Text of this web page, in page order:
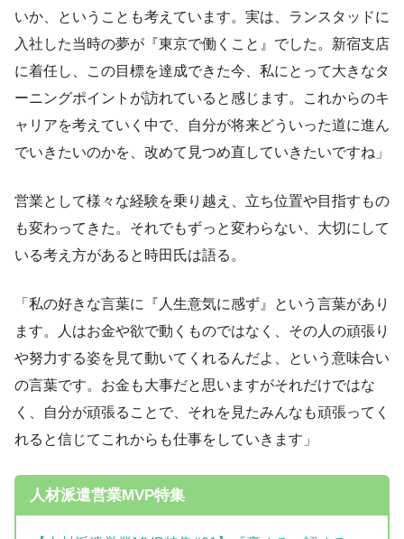
いか、ということも考えています。実は、ランスタッドに
入社した当時の夢が『東京で働くこと』でした。新宿支店
に着任し、この目標を達成できた今、私にとって大きなタ
ーニングポイントが訪れていると感じます。これからのキ
ャリアを考えていく中で、自分が将来どういった道に進ん
でいきたいのかを、改めて見つめ直していきたいですね」
営業として様々な経験を乗り越え、立ち位置や目指すもの
も変わってきた。それでもずっと変わらない、大切にして
いる考え方があると時田氏は語る。
「私の好きな言葉に『人生意気に感ず』という言葉があり
ます。人はお金や欲で動くものではなく、その人の頑張り
や努力する姿を見て動いてくれるんだよ、という意味合い
の言葉です。お金も大事だと思いますがそれだけではな
く、自分が頑張ることで、それを見たみんなも頑張ってく
れると信じてこれからも仕事をしていきます」
人材派遣営業MVP特集